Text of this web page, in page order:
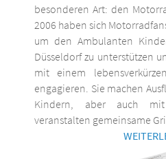
besonderen Art: den
2006 haben sich
um den Ambulanten
Düsseldorf zu unterstützen
mit einem
engagieren. Sie machen
Kindern, aber auch mit
veranstalten gemeinsame